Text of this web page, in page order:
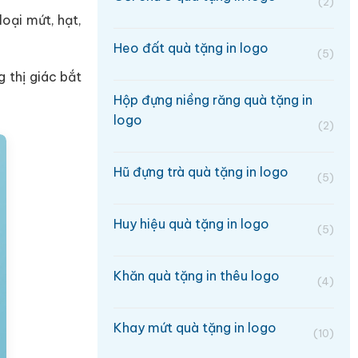
mứt, hạt,
thị giác bắt
Heo đất quà tặng in logo (5)
Hộp đựng niềng răng quà tặng in
logo
(2)
Hũ đựng trà quà tặng in logo (5)
Huy hiệu quà tặng in logo (5)
Khăn quà tặng in thêu logo (4)
Khay mứt quà tặng in logo (10)